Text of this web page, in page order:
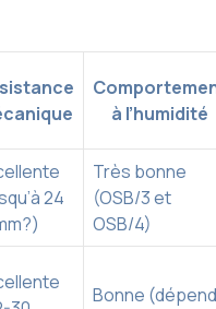
à l’humidité
24
Très bonne
(OSB/3 et
OSB/4)
Bonne (dépend